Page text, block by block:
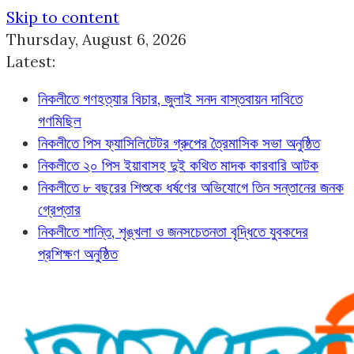
Skip to content
Thursday, August 6, 2026
Latest:
নিকলীতে গণহত্যার বিচার, জুলাই সনদ বাস্তবায়ন দাবিতে
গণমিছিল
নিকলীতে পিস ফ্যাসিলিটেটর গ্রুপের ত্রৈমাসিক সভা অনুষ্ঠিত
নিকলীতে ২০ পিস ইয়াবাসহ দুই কথিত মাদক কারবারি আটক
নিকলীতে ৮ বছরের শিশুকে ধর্ষণের অভিযোগে তিন সন্তানের জনক
গ্রেপ্তার
নিকলীতে শান্তি, শৃঙ্খলা ও জনসচেতনতা বৃদ্ধিতে যুবকদের
প্রশিক্ষণ অনুষ্ঠিত